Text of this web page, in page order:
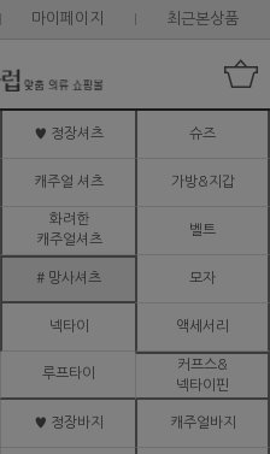
마이페이지 최근본상품
♥ 정장셔츠 슈즈
캐주얼 셔츠 가방&지갑
화려한
캐주얼셔츠
벨트
# 망사셔츠 모자
넥타이 액세서리
루프타이
커프스&
넥타이핀
♥ 정장바지 캐주얼바지